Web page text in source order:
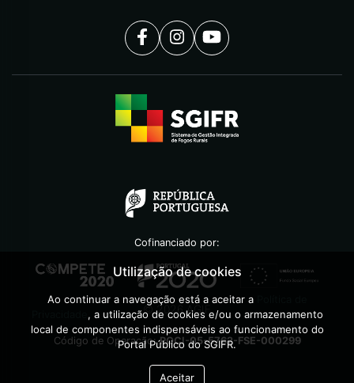
Cofinanciado por:
©2026 AGIF
Código de Operação:POCI-05-5762-FSE-000299
Utilização de cookies
Ao continuar a navegação está a aceitar a
, a utilização de cookies e/ou o armazenamento
local de componentes indispensáveis ao funcionamento do
Portal Público do SGIFR.
Aceitar